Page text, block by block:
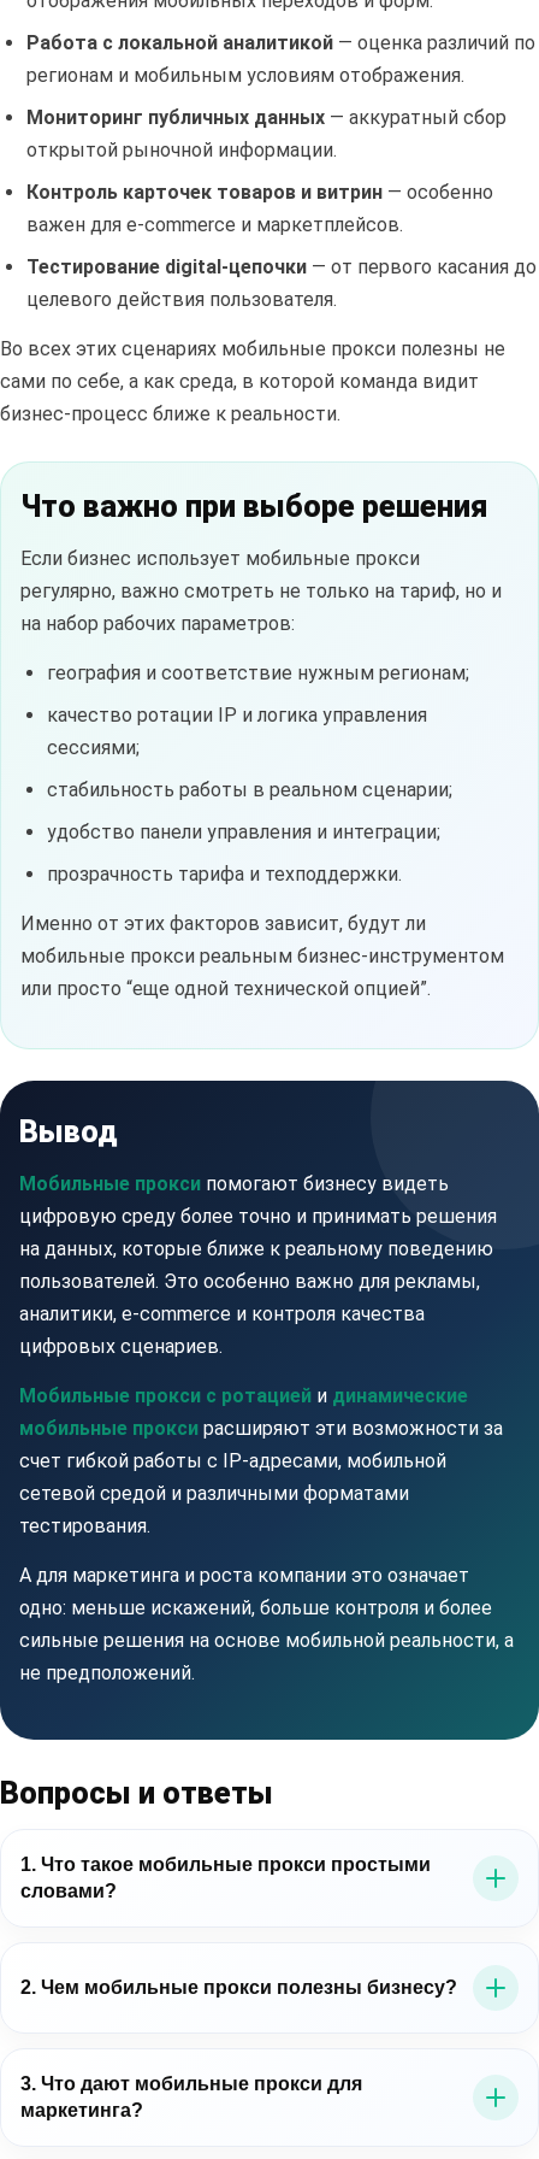
Работа с локальной аналитикой — оценка различий по
регионам и мобильным условиям отображения.
Мониторинг публичных данных — аккуратный сбор
открытой рыночной информации.
Контроль карточек товаров и витрин — особенно
важен для e-commerce и маркетплейсов.
Тестирование digital-цепочки — от первого касания до
целевого действия пользователя.
Во всех этих сценариях мобильные прокси полезны не
сами по себе, а как среда, в которой команда видит
бизнес-процесс ближе к реальности.
Что важно при выборе решения
Если бизнес использует мобильные прокси
регулярно, важно смотреть не только на тариф, но и
на набор рабочих параметров:
география и соответствие нужным регионам;
качество ротации IP и логика управления
сессиями;
стабильность работы в реальном сценарии;
удобство панели управления и интеграции;
прозрачность тарифа и техподдержки.
Именно от этих факторов зависит, будут ли
мобильные прокси реальным бизнес-инструментом
или просто “еще одной технической опцией”.
Вывод
Мобильные прокси помогают бизнесу видеть
цифровую среду более точно и принимать решения
на данных, которые ближе к реальному поведению
пользователей. Это особенно важно для рекламы,
аналитики, e-commerce и контроля качества
цифровых сценариев.
Мобильные прокси с ротацией и динамические
мобильные прокси расширяют эти возможности за
счет гибкой работы с IP-адресами, мобильной
сетевой средой и различными форматами
тестирования.
А для маркетинга и роста компании это означает
одно: меньше искажений, больше контроля и более
сильные решения на основе мобильной реальности, а
не предположений.
Вопросы и ответы
1. Что такое мобильные прокси простыми
словами?
мобильные IP-адреса операторов связи. Для бизнеса
это важно потому, что позволяет работать в среде,
2. Чем мобильные прокси полезны бизнесу?
проверять цифровые процессы: рекламу, лендинги,
мобильные сценарии, витрины, публичные данные и
3. Что дают мобильные прокси для
маркетинга?